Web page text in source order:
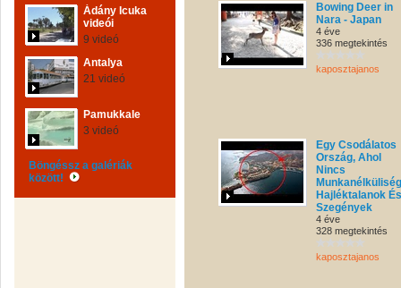
Ádány Icuka
videói
9 videó
Antalya
21 videó
Pamukkale
3 videó
Böngéssz a galériák
között!
Bowing Deer in
Nara - Japan
4 éve
336 megtekintés
kaposztajanos
Egy Csodálatos
Ország, Ahol
Nincs
Hajléktalanok És
Szegények
4 éve
328 megtekintés
kaposztajanos